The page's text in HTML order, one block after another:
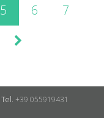
5 6
7
Tel. +39 055919431